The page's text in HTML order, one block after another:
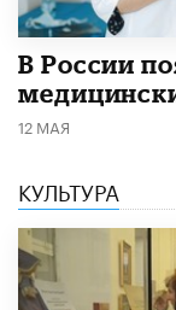
В России
12 МАЯ
КУЛЬТУРА